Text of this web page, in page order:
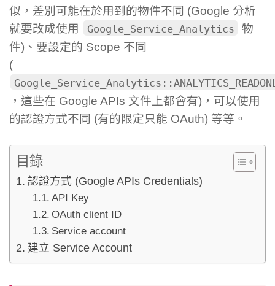
似，差別可能在於用到的物件不同 (Google 分析
就要改成使用
Google_Service_Analytics
物
件)、要設定的 Scope 不同
(
，這些在 Google APIs 文件上都會有)，可以使用
的認證方式不同 (有的限定只能 OAuth) 等等。
目錄
認證方式 (Google APIs Credentials)
API Key
OAuth client ID
Service account
建立 Service Account